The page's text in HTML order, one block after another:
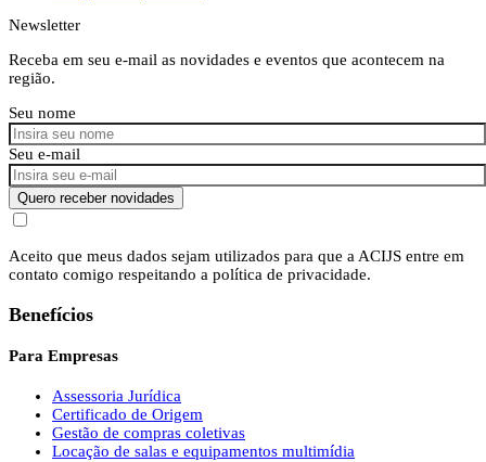
Newsletter
Receba em seu e-mail as novidades e eventos que acontecem na
região.
Seu nome
Seu e-mail
Quero receber novidades
Aceito que meus dados sejam utilizados para que a ACIJS entre em
contato comigo respeitando a política de privacidade.
Benefícios
Para Empresas
Assessoria Jurídica
Certificado de Origem
Gestão de compras coletivas
Locação de salas e equipamentos multimídia